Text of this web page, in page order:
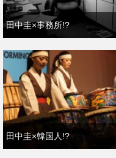
田中圭×事務所!?
田中圭×韓国人!?